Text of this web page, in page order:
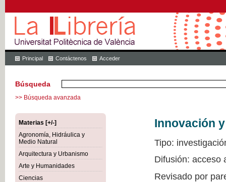
Principal Contáctenos Acceder
Búsqueda
>> Búsqueda avanzada
Materias [+/-]
Agronomía, Hidráulica y
Medio Natural
Arquitectura y Urbanismo
Arte y Humanidades
Ciencias
Innovación
Tipo:
Difusión: acceso
Revisado por